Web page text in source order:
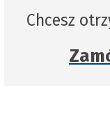
Chcesz